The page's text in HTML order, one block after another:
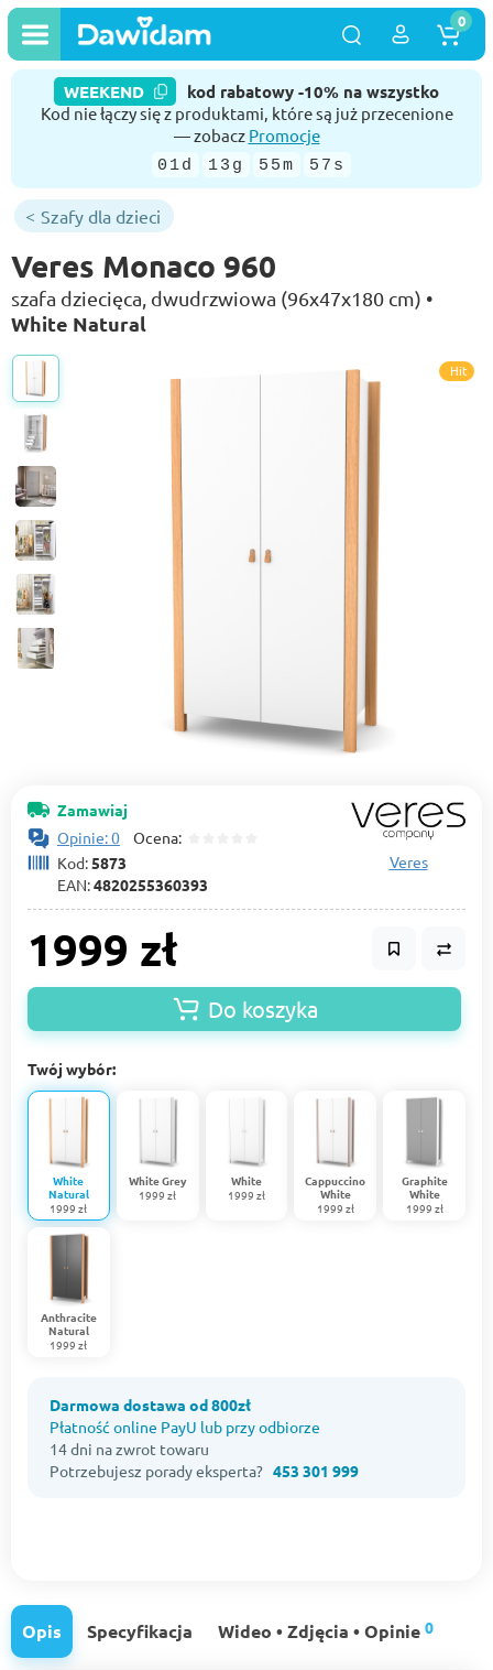
WEEKEND kod rabatowy -10% na wszystko
Kod nie łączy się z produktami, które są już przecenione
— zobacz Promocje
01d 13g 55m 56s
0
Szafy dla dzieci
Veres Monaco 960
szafa dziecięca, dwudrzwiowa (96х47х180 cm) •
White Natural
Hit
Zamawiaj
Opinie: 0 Ocena:
Kod:5873
EAN:4820255360393
Veres
1999 zł
Do koszyka
Twój wybór:
White
Natural
1999 zł
White Grey
1999 zł
White
1999 zł
Cappuccino
White
1999 zł
Graphite
White
1999 zł
Anthracite
Natural
1999 zł
Darmowa dostawa od 800zł
Płatność online PayU lub przy odbiorze
14 dni na zwrot towaru
Potrzebujesz porady eksperta? 453 301 999
Opis Specyfikacja Wideo • Zdjęcia • Opinie 0